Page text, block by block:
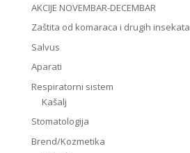
AKCIJE NOVEMBAR-DECEMBAR
Zaštita od komaraca i drugih insekata
Salvus
Aparati
Respiratorni sistem
Kašalj
Stomatologija
Brend/Kozmetika